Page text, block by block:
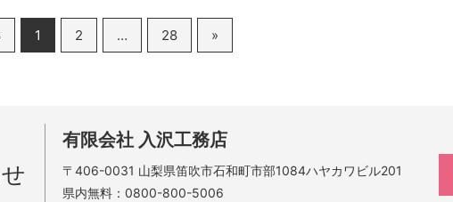
1 2 … 28 »
有限会社 入沢工務店
〒406-0031 山梨県笛吹市石和町市部1084ハヤカワビル201
県内無料： 0800-800-5006